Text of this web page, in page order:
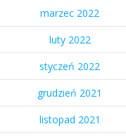
marzec 2022
luty 2022
styczeń 2022
grudzień 2021
listopad 2021